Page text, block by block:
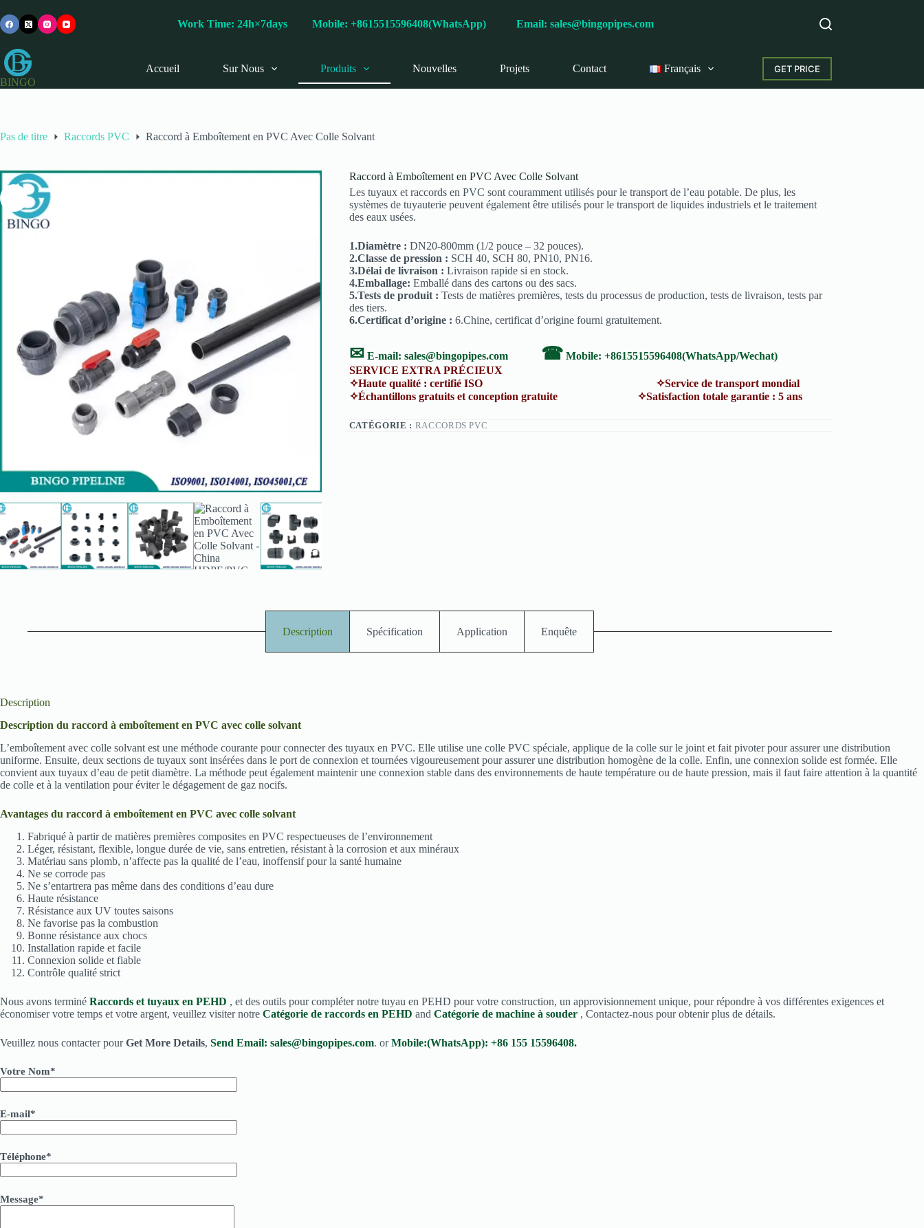
au
contenu
Work Time: 24h×7daysMobile: +8615515596408(WhatsApp)Email:sales@bingopipes.com
BINGO
Accueil Sur Nous Produits Nouvelles Projets Contact Français GET PRICE
Pas de titre Raccords PVC Raccord à Emboîtement en PVC Avec Colle Solvant
Raccord à Emboîtement en PVC Avec Colle Solvant
Les tuyaux et raccords en PVC sont couramment utilisés pour le transport de l’eau potable. De plus, les
systèmes de tuyauterie peuvent également être utilisés pour le transport de liquides industriels et le traitement
des eaux usées.
1.Diamètre : DN20-800mm (1/2 pouce – 32 pouces).
2.Classe de pression : SCH 40, SCH 80, PN10, PN16.
3.Délai de livraison : Livraison rapide si en stock.
4.Emballage: Emballé dans des cartons ou des sacs.
5.Tests de produit : Tests de matières premières, tests du processus de production, tests de livraison, tests par
des tiers.
6.Certificat d’origine : 6.Chine, certificat d’origine fourni gratuitement.
✉E-mail: sales@bingopipes.com ☎ Mobile: +8615515596408(WhatsApp/Wechat)
SERVICE EXTRA PRÉCIEUX
✧Haute qualité : certifié ISO ✧Service de transport mondial
✧Échantillons gratuits et conception gratuite ✧Satisfaction totale garantie : 5 ans
CATÉGORIE : RACCORDS PVC
Description Spécification Application Enquête
Description
Description du raccord à emboîtement en PVC avec colle solvant
L’emboîtement avec colle solvant est une méthode courante pour connecter des tuyaux en PVC. Elle utilise une colle PVC spéciale, applique de la colle sur le joint et fait pivoter pour assurer une distribution
uniforme. Ensuite, deux sections de tuyaux sont insérées dans le port de connexion et tournées vigoureusement pour assurer une distribution homogène de la colle. Enfin, une connexion solide est formée. Elle
convient aux tuyaux d’eau de petit diamètre. La méthode peut également maintenir une connexion stable dans des environnements de haute température ou de haute pression, mais il faut faire attention à la quantité
de colle et à la ventilation pour éviter le dégagement de gaz nocifs.
Avantages du raccord à emboîtement en PVC avec colle solvant
Fabriqué à partir de matières premières composites en PVC respectueuses de l’environnement
Léger, résistant, flexible, longue durée de vie, sans entretien, résistant à la corrosion et aux minéraux
Matériau sans plomb, n’affecte pas la qualité de l’eau, inoffensif pour la santé humaine
Ne se corrode pas
Ne s’entartrera pas même dans des conditions d’eau dure
Haute résistance
Résistance aux UV toutes saisons
Ne favorise pas la combustion
Bonne résistance aux chocs
Installation rapide et facile
Connexion solide et fiable
Contrôle qualité strict
Nous avons terminé Raccords et tuyaux en PEHD , et des outils pour compléter notre tuyau en PEHD pour votre construction, un approvisionnement unique, pour répondre à vos différentes exigences et
économiser votre temps et votre argent, veuillez visiter notre Catégorie de raccords en PEHD and Catégorie de machine à souder , Contactez-nous pour obtenir plus de détails.
Veuillez nous contacter pourGet More Details, Send Email: sales@bingopipes.com. orMobile:(WhatsApp): +86 155 15596408.
Votre Nom*
E-mail*
Téléphone*
Message*